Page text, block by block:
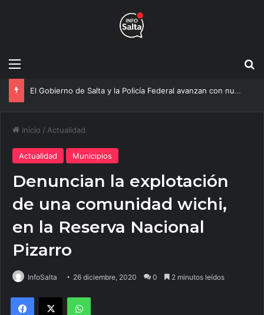
Menú
Más agua para Salta: Construyen una obra clave que mejorará el servicio a 20 mil vecinos
Inicio / Actualidad
Actualidad Municipios
Denuncian la explotación
de una comunidad wichi,
en la Reserva Nacional
Pizarro
InfoSalta 26 diciembre, 2020 0 2 minutos leídos
Facebook
X WhatsApp